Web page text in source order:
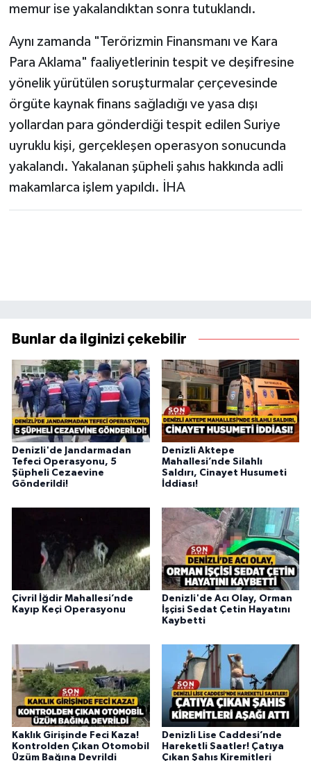
memur ise yakalandıktan sonra tutuklandı.
Aynı zamanda "Terörizmin Finansmanı ve Kara
Para Aklama" faaliyetlerinin tespit ve deşifresine
yönelik yürütülen soruşturmalar çerçevesinde
örgüte kaynak finans sağladığı ve yasa dışı
yollardan para gönderdiği tespit edilen Suriye
uyruklu kişi, gerçekleşen operasyon sonucunda
yakalandı. Yakalanan şüpheli şahıs hakkında adli
makamlarca işlem yapıldı. İHA
Bunlar da ilginizi çekebilir
Denizli'de Jandarmadan
Tefeci Operasyonu, 5
Şüpheli Cezaevine
Gönderildi!
Denizli Aktepe
Mahallesi’nde Silahlı
Saldırı, Cinayet Husumeti
İddiası!
Çivril İğdir Mahallesi’nde
Kayıp Keçi Operasyonu
Denizli'de Acı Olay, Orman
İşçisi Sedat Çetin Hayatını
Kaybetti
Kaklık Girişinde Feci Kaza!
Kontrolden Çıkan Otomobil
Üzüm Bağına Devrildi
Denizli Lise Caddesi’nde
Hareketli Saatler! Çatıya
Çıkan Şahıs Kiremitleri